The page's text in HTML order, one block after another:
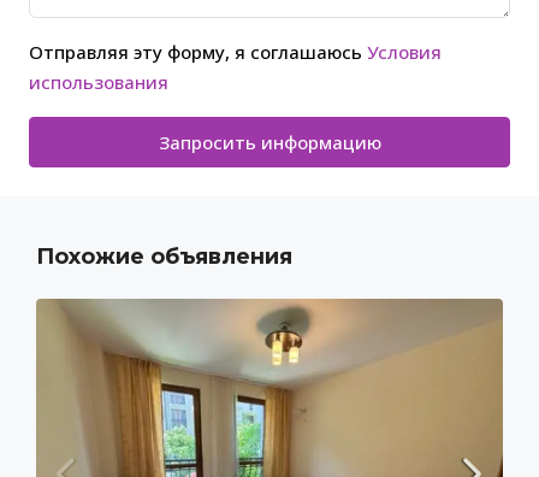
Отправляя эту форму, я соглашаюсь Условия
использования
Запросить информацию
Похожие объявления